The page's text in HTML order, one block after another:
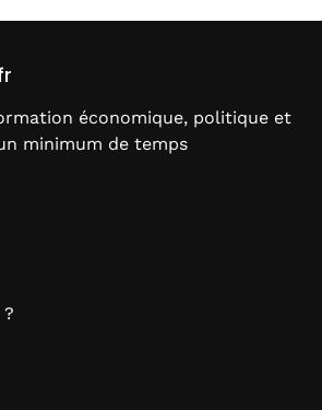
économique, politique et
minimum de temps